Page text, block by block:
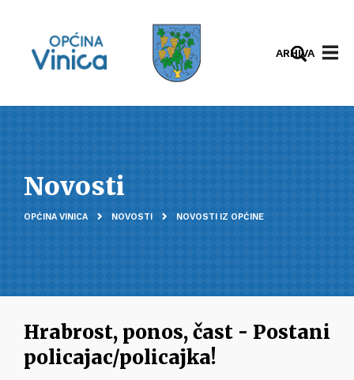
ARHIVA
Novosti
OPĆINA VINICA NOVOSTI NOVOSTI IZ OPĆINE
Hrabrost, ponos, čast - Postani
policajac/policajka!